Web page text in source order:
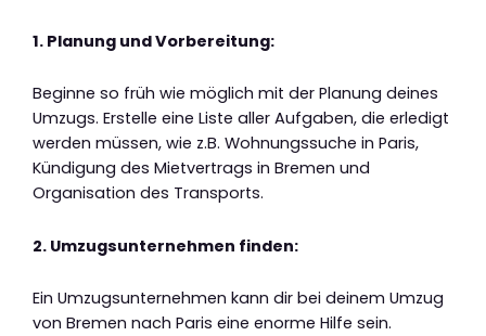
1. Planung und Vorbereitung:
Beginne so früh wie möglich mit der Planung deines
Umzugs. Erstelle eine Liste aller Aufgaben, die erledigt
werden müssen, wie z.B. Wohnungssuche in Paris,
Kündigung des Mietvertrags in Bremen und
Organisation des Transports.
2. Umzugsunternehmen finden:
Ein Umzugsunternehmen kann dir bei deinem Umzug
von Bremen nach Paris eine enorme Hilfe sein.